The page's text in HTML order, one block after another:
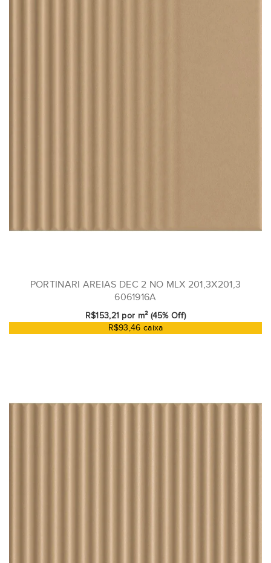
PORTINARI AREIAS DEC 2 NO MLX 201,3X201,3
6061916A
R$153,21 por m² (45% Off)
R$93,46 caixa